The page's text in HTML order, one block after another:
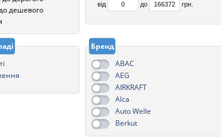
дешевого
від до грн.
Бренд
ABAC
AEG
AIRKRAFT
Alca
Auto Welle
Berkut
Daewoo